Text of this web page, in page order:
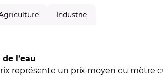
Industrie
l’eau
représente un prix moyen du mètre